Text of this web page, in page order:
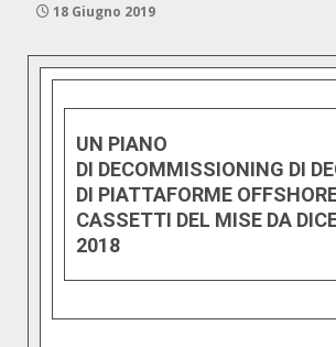
18 Giugno 2019
UN PIANO
DI DECOMMISSIONING DI
DI PIATTAFORME
CASSETTI DEL MISE DA
2018